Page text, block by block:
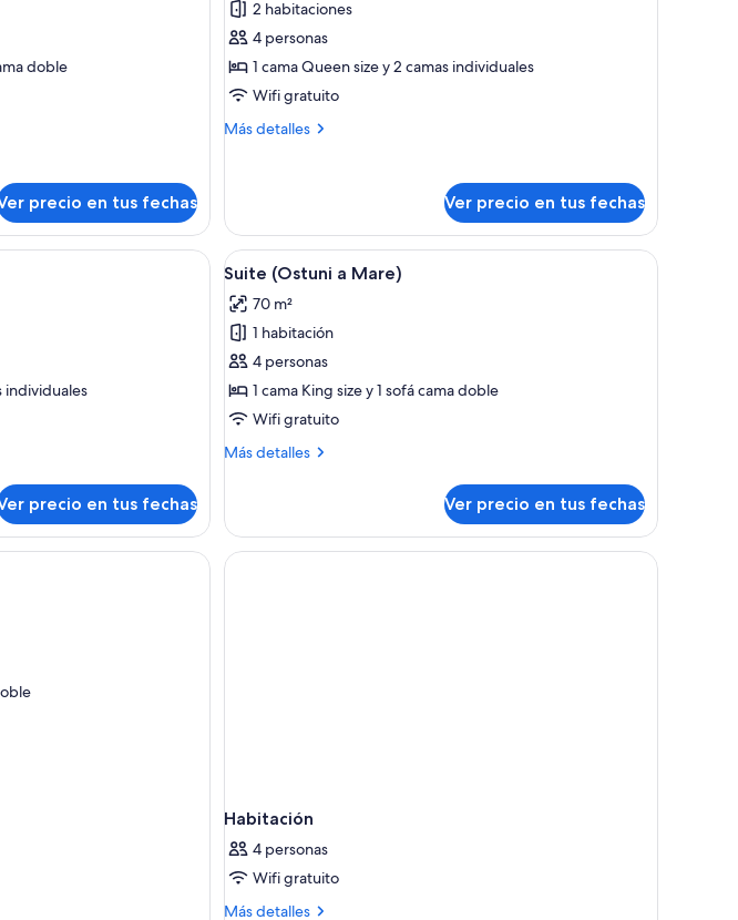
doble
precio en tus fechas
Habitación
familiar
2 habitaciones
4 personas
1 cama Queen size y 2 camas individuales
Wifi gratuito
Más detalles
Más
Ver precio en tus fechas
noche, una lámpara y un televisor montado en la pared.
Habitación de hotel con una cama, dos sillones de mimbre, un escritorio con un florero, un espejo y una lámpara
individuales
precio en tus fechas
Ver
todas
las
fotos
de
Suite
(Ostuni
Mare)
Una sala de estar moderna con sofá, sillón,
5
Suite (Ostuni a Mare)
70 m²
1 habitación
4 personas
1 cama King size y 1 sofá cama doble
Wifi gratuito
Más detalles
Más
(Ostuni
Mare)
Ver precio en tus fechas
un espejo y una ventana con cortinas.
Una habitación de hotel moderna con cama, televisión, escritorio y silla.
Habitación
4 personas
Wifi gratuito
Más detalles
Más